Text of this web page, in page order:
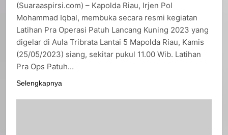
(Suaraaspirsi.com) – Kapolda Riau, Irjen Pol
Mohammad Iqbal, membuka secara resmi kegiatan
Latihan Pra Operasi Patuh Lancang Kuning 2023 yang
digelar di Aula Tribrata Lantai 5 Mapolda Riau, Kamis
(25/05/2023) siang, sekitar pukul 11.00 Wib. Latihan
Pra Ops Patuh…
Selengkapnya